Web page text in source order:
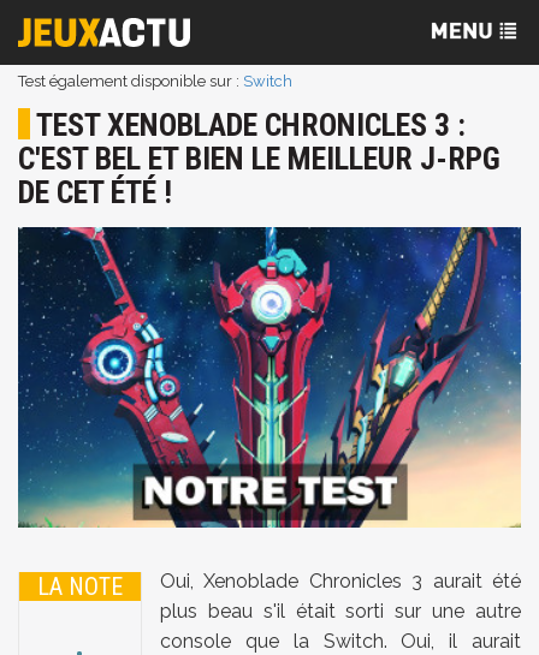
Test également disponible sur : Switch
TEST XENOBLADE CHRONICLES 3 :
C'EST BEL ET BIEN LE MEILLEUR J-RPG
DE CET ÉTÉ !
LA NOTE
Oui, Xenoblade Chronicles 3 aurait été
plus beau s'il était sorti sur une autre
console que la Switch. Oui, il aurait